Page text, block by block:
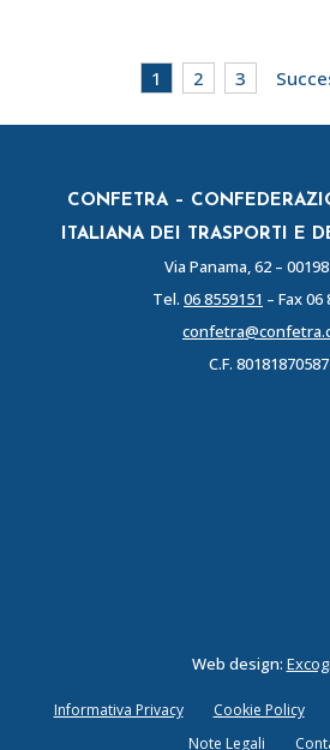
1 2 3
CONFETRA –
ITALIANA DEI TRASPORTI E
Via Panama, 62 –
Tel. 06 8559151 – Fax 06
C.F. 80181870587
Web design:
Informativa Privacy Cookie Policy
Note Legali